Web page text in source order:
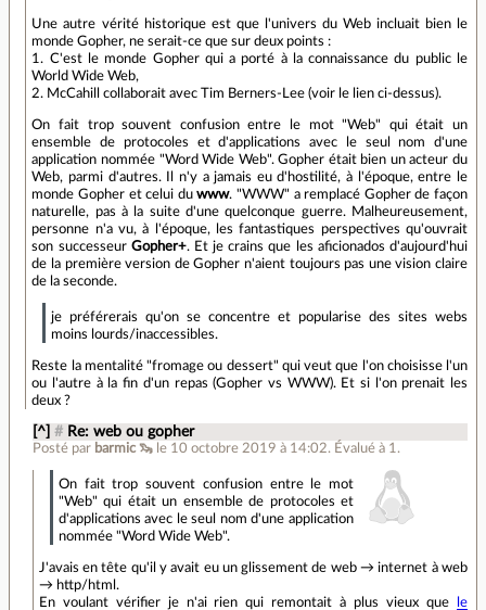
Une autre vérité historique est que l'univers du Web incluait bien le
monde Gopher, ne serait-ce que sur deux points :
1. C'est le monde Gopher qui a porté à la connaissance du public le
World Wide Web,
2. McCahill collaborait avec Tim Berners-Lee (voir le lien ci-dessus).
On fait trop souvent confusion entre le mot "Web" qui était un
ensemble de protocoles et d'applications avec le seul nom d'une
application nommée "Word Wide Web". Gopher était bien un acteur du
Web, parmi d'autres. Il n'y a jamais eu d'hostilité, à l'époque, entre le
monde Gopher et celui duwww. "WWW" a remplacé Gopher de façon
naturelle, pas à la suite d'une quelconque guerre. Malheureusement,
personne n'a vu, à l'époque, les fantastiques perspectives qu'ouvrait
son successeur Gopher+. Et je crains que les aficionados d'aujourd'hui
de la première version de Gopher n'aient toujours pas une vision claire
de la seconde.
je préférerais qu'on se concentre et popularise des sites webs
moins lourds/inaccessibles.
Reste la mentalité "fromage ou dessert" qui veut que l'on choisisse l'un
ou l'autre à la fin d'un repas (Gopher vs WWW). Et si l'on prenait les
deux ?
[^] # Re: web ou gopher
Posté par barmic 🦦 le 10 octobre 2019 à 14:02. Évalué à 1 .
On fait trop souvent confusion entre le mot
"Web" qui était un ensemble de protocoles et
d'applications avec le seul nom d'une application
nommée "Word Wide Web".
J'avais en tête qu'il y avait eu un glissement de web → internet à web
→ http/html.
En voulant vérifier je n'ai rien qui remontait à plus vieux que
le